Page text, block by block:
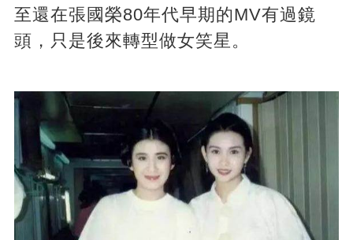
至還在張國榮80年代早期的MV有過鏡
頭，只是後來轉型做女笑星。